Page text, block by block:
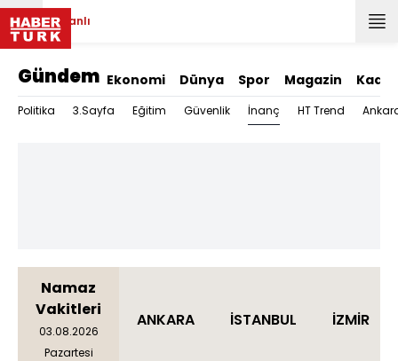
Canlı
Gündem Ekonomi Dünya Spor Magazin Kadın
Politika 3.Sayfa Eğitim Güvenlik İnanç HT Trend
Namaz
Vakitleri
03.08.2026
Pazartesi
ANKARA İSTANBUL İZMİR